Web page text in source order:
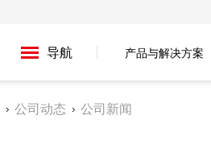
导航 产品与解决方案
公司动态 公司新闻